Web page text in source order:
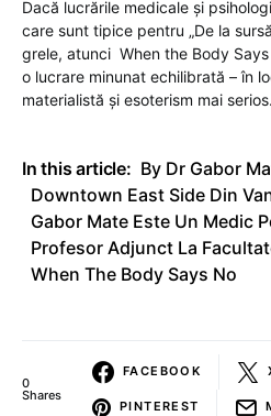
Dacă lucrările medicale și
care sunt tipice pentru „De la
grele, atunci When the Body
o lucrare minunat echilibrată – în
materialistă și esoterism mai serios.
In this article: By Dr Gabor
Downtown East Side Din
Gabor Mate Este Un Medic
Profesor Adjunct La
When The Body Says No
0
Shares
FACEBOOK
PINTEREST